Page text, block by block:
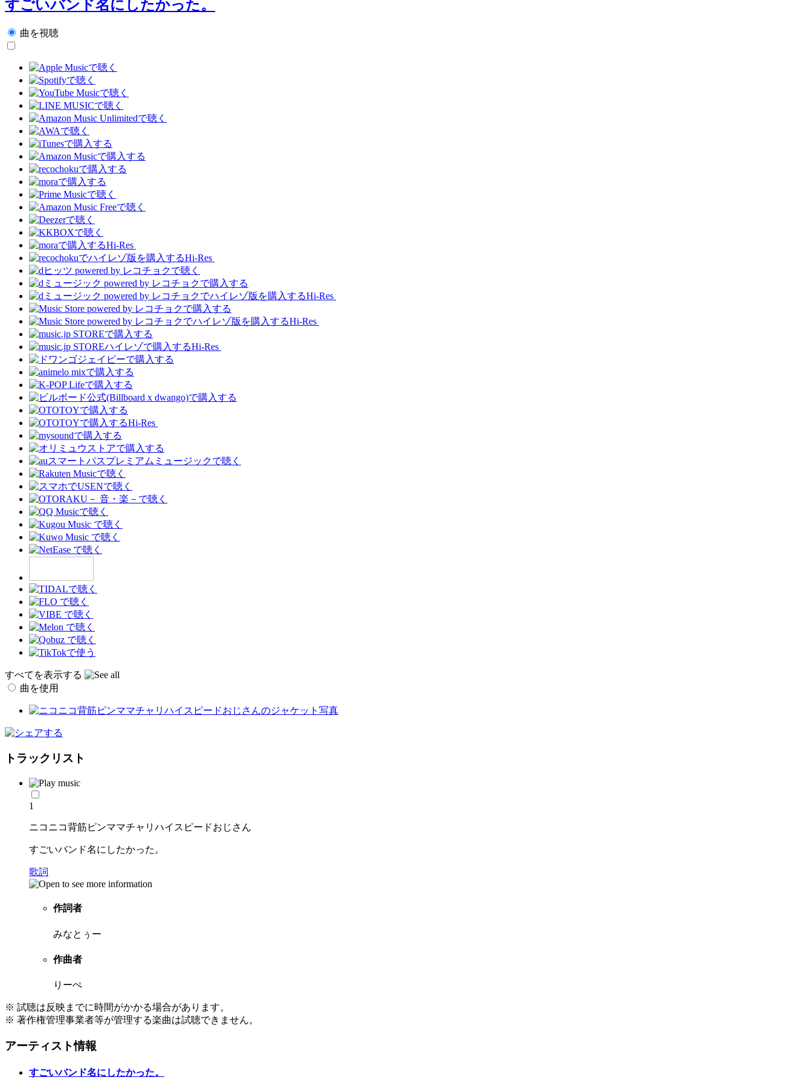
すごいバンド名にしたかった。
曲を視聴
Hi-Res
Hi-Res
Hi-Res
Hi-Res
Hi-Res
Hi-Res
すべてを表示する
曲を使用
トラックリスト
1
ニコニコ背筋ピンママチャリハイスピードおじさん
すごいバンド名にしたかった。
歌詞
作詞者
みなとぅー
作曲者
りーぺ
※ 試聴は反映までに時間がかかる場合があります。
※ 著作権管理事業者等が管理する楽曲は試聴できません。
アーティスト情報
すごいバンド名にしたかった。